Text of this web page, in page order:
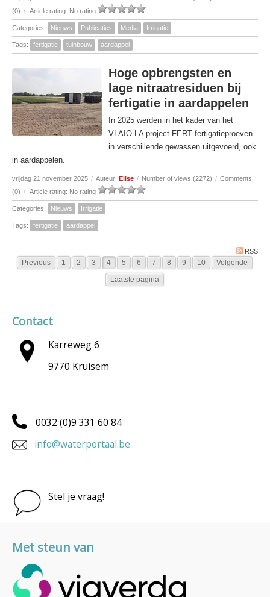
(0) / Article rating: No rating
Categories: Nieuws Publicaties Media Irrigatie
Tags: fertigatie tuinbouw aardappel
Hoge opbrengsten en
lage nitraatresiduen bij
fertigatie in aardappelen
In 2025 werden in het kader van het
VLAIO-LA project FERT fertigatieproeven
in verschillende gewassen uitgevoerd, ook
in aardappelen.
vrijdag 21 november 2025 / Auteur: Elise / Number of views (2272) / Comments
(0) / Article rating: No rating
Categories: Nieuws Irrigatie
Tags: fertigatie aardappel
RSS
Previous 1 2 3 4 5 6 7 8 9 10
Volgende
Laatste pagina
Contact
Karreweg 6
9770 Kruisem
0032 (0)9 331 60 84
info@waterportaal.be
Stel je vraag!
Met steun van